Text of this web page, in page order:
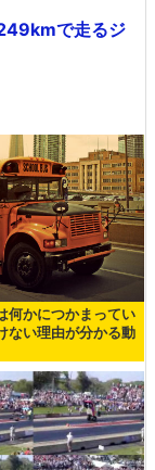
で走るジ
何かにつかまってい
ない理由が分かる動